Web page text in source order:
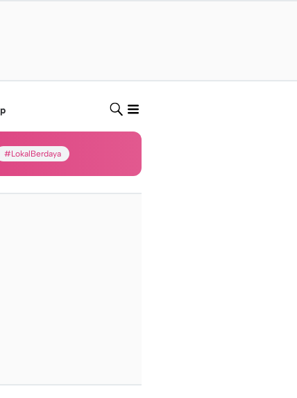
#LokalBerdaya